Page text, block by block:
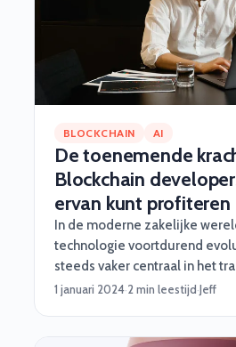
BLOCKCHAIN AI
De toenemende
Blockchain
ervan kunt profiteren
In de moderne zakelijke
technologie voortdurend
steeds vaker centraal in het
bedrijfsprocessen en het
1 januari 2024·2 min leestijd·Jeff